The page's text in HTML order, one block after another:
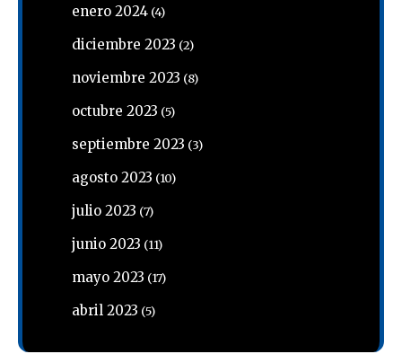
enero 2024 (4)
diciembre 2023 (2)
noviembre 2023 (8)
octubre 2023 (5)
septiembre 2023 (3)
agosto 2023 (10)
julio 2023 (7)
junio 2023 (11)
mayo 2023 (17)
abril 2023 (5)